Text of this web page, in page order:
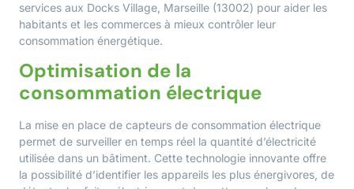
services aux Docks Village, Marseille (13002) pour aider les
habitants et les commerces à mieux contrôler leur
consommation énergétique.
Optimisation de la
consommation électrique
La mise en place de capteurs de consommation électrique
permet de surveiller en temps réel la quantité d’électricité
utilisée dans un bâtiment. Cette technologie innovante offre
la possibilité d’identifier les appareils les plus énergivores, de